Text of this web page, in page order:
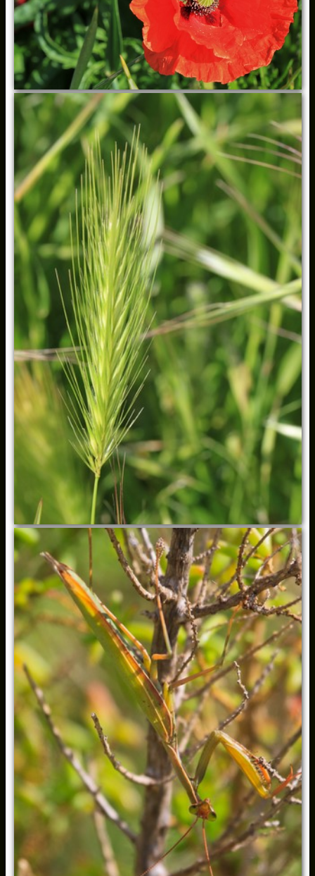
Voyages (Diaporamas)
Faune (Diaporamas)